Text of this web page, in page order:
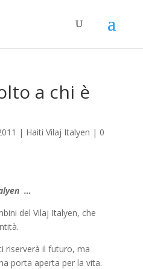
a chi è
| Haiti Vilaj Italyen | 0
…
del Vilaj Italyen, che
riserverà il futuro, ma
porta aperta per la vita.